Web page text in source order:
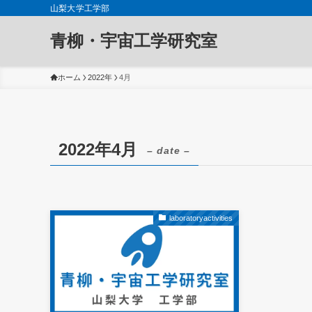
山梨大学工学部
青柳・宇宙工学研究室
ホーム 2022年 4月
2022年4月 – date –
laboratoryactivities